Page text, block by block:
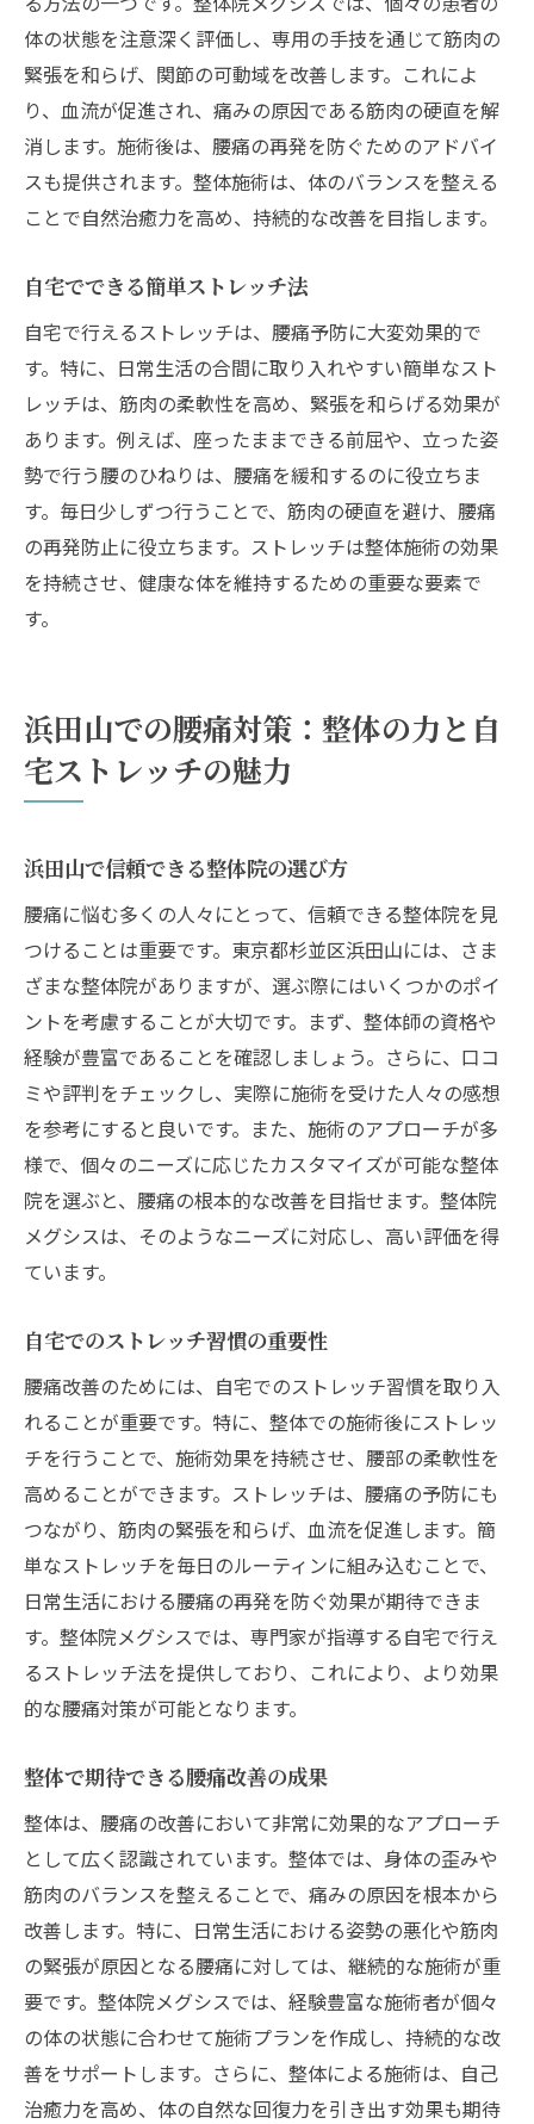
整体師が教える腰痛予防のアドバイス
腰痛改善に向けた継続的な取り組み
腰痛の原因を根本から解決する方法
自宅で簡単にできる腰痛予防ストレッチ
体の状態を注意深く評価し、専用の手技を通じて筋肉の
緊張を和らげ、関節の可動域を改善します。これによ
り、血流が促進され、痛みの原因である筋肉の硬直を解
消します。施術後は、腰痛の再発を防ぐためのアドバイ
スも提供されます。整体施術は、体のバランスを整える
ことで自然治癒力を高め、持続的な改善を目指します。
自宅でできる簡単ストレッチ法
自宅で行えるストレッチは、腰痛予防に大変効果的で
す。特に、日常生活の合間に取り入れやすい簡単なスト
レッチは、筋肉の柔軟性を高め、緊張を和らげる効果が
あります。例えば、座ったままできる前屈や、立った姿
勢で行う腰のひねりは、腰痛を緩和するのに役立ちま
す。毎日少しずつ行うことで、筋肉の硬直を避け、腰痛
の再発防止に役立ちます。ストレッチは整体施術の効果
を持続させ、健康な体を維持するための重要な要素で
す。
浜田山での腰痛対策：整体の力と自
宅ストレッチの魅力
浜田山で信頼できる整体院の選び方
腰痛に悩む多くの人々にとって、信頼できる整体院を見
つけることは重要です。東京都杉並区浜田山には、さま
ざまな整体院がありますが、選ぶ際にはいくつかのポイ
ントを考慮することが大切です。まず、整体師の資格や
経験が豊富であることを確認しましょう。さらに、口コ
ミや評判をチェックし、実際に施術を受けた人々の感想
を参考にすると良いです。また、施術のアプローチが多
様で、個々のニーズに応じたカスタマイズが可能な整体
院を選ぶと、腰痛の根本的な改善を目指せます。整体院
メグシスは、そのようなニーズに対応し、高い評価を得
ています。
自宅でのストレッチ習慣の重要性
腰痛改善のためには、自宅でのストレッチ習慣を取り入
れることが重要です。特に、整体での施術後にストレッ
チを行うことで、施術効果を持続させ、腰部の柔軟性を
高めることができます。ストレッチは、腰痛の予防にも
つながり、筋肉の緊張を和らげ、血流を促進します。簡
単なストレッチを毎日のルーティンに組み込むことで、
日常生活における腰痛の再発を防ぐ効果が期待できま
す。整体院メグシスでは、専門家が指導する自宅で行え
るストレッチ法を提供しており、これにより、より効果
的な腰痛対策が可能となります。
整体で期待できる腰痛改善の成果
整体は、腰痛の改善において非常に効果的なアプローチ
として広く認識されています。整体では、身体の歪みや
筋肉のバランスを整えることで、痛みの原因を根本から
改善します。特に、日常生活における姿勢の悪化や筋肉
の緊張が原因となる腰痛に対しては、継続的な施術が重
要です。整体院メグシスでは、経験豊富な施術者が個々
の体の状態に合わせて施術プランを作成し、持続的な改
善をサポートします。さらに、整体による施術は、自己
治癒力を高め、体の自然な回復力を引き出す効果も期待